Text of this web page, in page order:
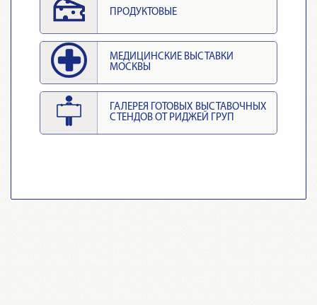
ПРОДУКТОВЫЕ
МЕДИЦИНСКИЕ ВЫСТАВКИ
МОСКВЫ
ГАЛЕРЕЯ ГОТОВЫХ ВЫСТАВОЧНЫХ
СТЕНДОВ ОТ РИДЖЕЙ ГРУП